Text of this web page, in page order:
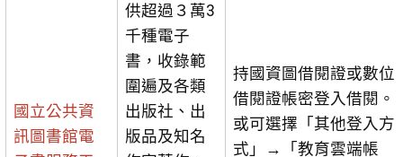
國立公共資
訊圖書館電
供超過３萬3
千種電子
書，收錄範
圍遍及各類
出版社、出
版品及知名
持國資圖借閱證或數位
借閱證帳密登入借閱。
或可選擇「其他登入方
式」→「教育雲端帳